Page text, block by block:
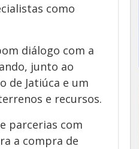
como
diálogo com a
junto ao
de Jatiúca e um
e recursos.
parcerias com
a compra de